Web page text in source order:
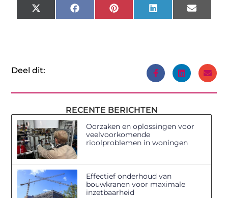
X
(Twitter)
FacebookPinterestLinkedInEmail
Deel dit:
RECENTE BERICHTEN
Oorzaken en oplossingen voor
veelvoorkomende
rioolproblemen in woningen
Effectief onderhoud van
bouwkranen voor maximale
inzetbaarheid